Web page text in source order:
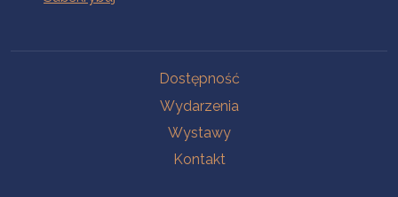
Dostępność
Wydarzenia
Wystawy
Kontakt